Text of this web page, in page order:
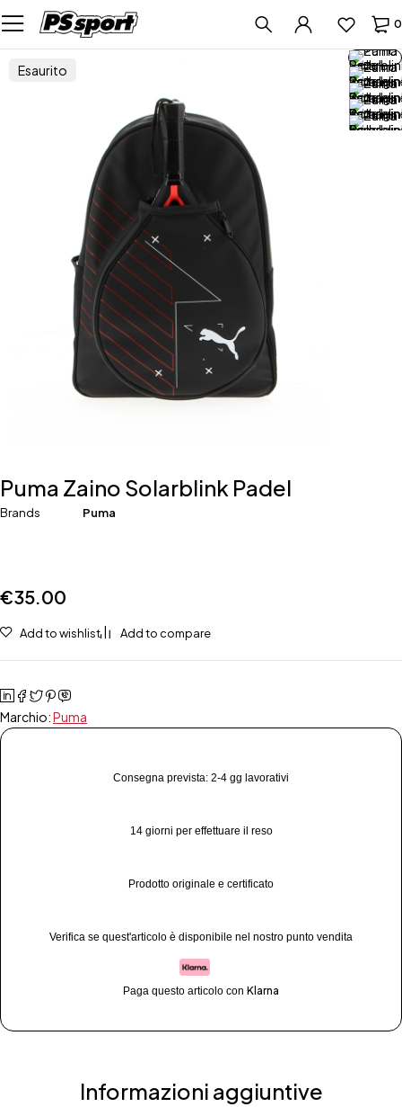
0
Esaurito
Puma Zaino Solarblink Padel
Brands Puma
€35.00
Add to wishlist Add to compare
Marchio:Puma
Consegna prevista: 2-4 gg lavorativi
14 giorni per effettuare il reso
Prodotto originale e certificato
Verifica se quest'articolo è disponibile nel nostro punto vendita
Paga questo articolo con Klarna
Informazioni aggiuntive